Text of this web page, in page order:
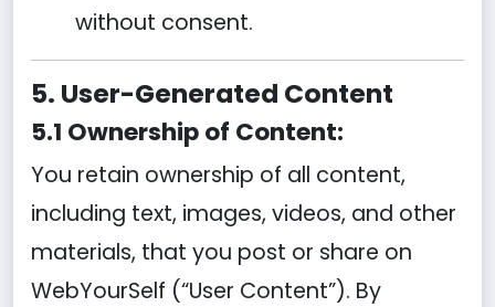
without consent.
5. User-Generated Content
5.1 Ownership of Content:
You retain ownership of all content,
including text, images, videos, and other
materials, that you post or share on
WebYourSelf (“User Content”). By